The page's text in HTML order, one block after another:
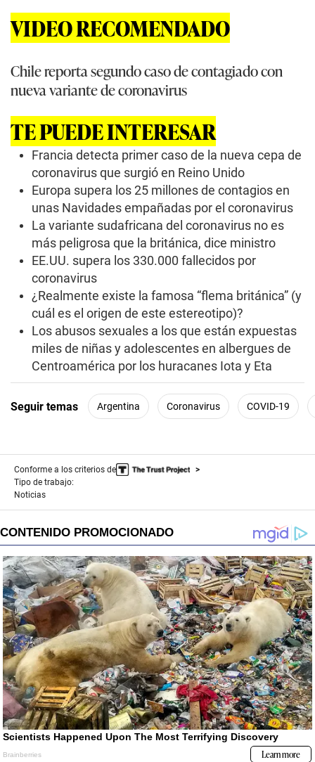
VIDEO RECOMENDADO
Chile reporta segundo caso de contagiado con
nueva variante de coronavirus
TE PUEDE INTERESAR
Francia detecta primer caso de la nueva cepa de
coronavirus que surgió en Reino Unido
Europa supera los 25 millones de contagios en
unas Navidades empañadas por el coronavirus
La variante sudafricana del coronavirus no es
más peligrosa que la británica, dice ministro
EE.UU. supera los 330.000 fallecidos por
coronavirus
¿Realmente existe la famosa “flema británica” (y
cuál es el origen de este estereotipo)?
Los abusos sexuales a los que están expuestas
miles de niñas y adolescentes en albergues de
Centroamérica por los huracanes Iota y Eta
Seguir temas Argentina Coronavirus COVID-19
Conforme a los criterios de
Tipo de trabajo:
Noticias